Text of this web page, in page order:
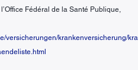
Fédéral de la Santé Publique,
versicherungen/krankenversicherung/